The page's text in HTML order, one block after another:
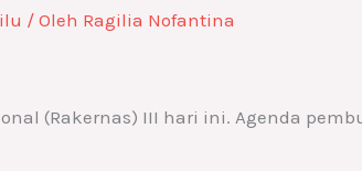
/ Oleh Ragilia Nofantina
(Rakernas) III hari ini. Agenda